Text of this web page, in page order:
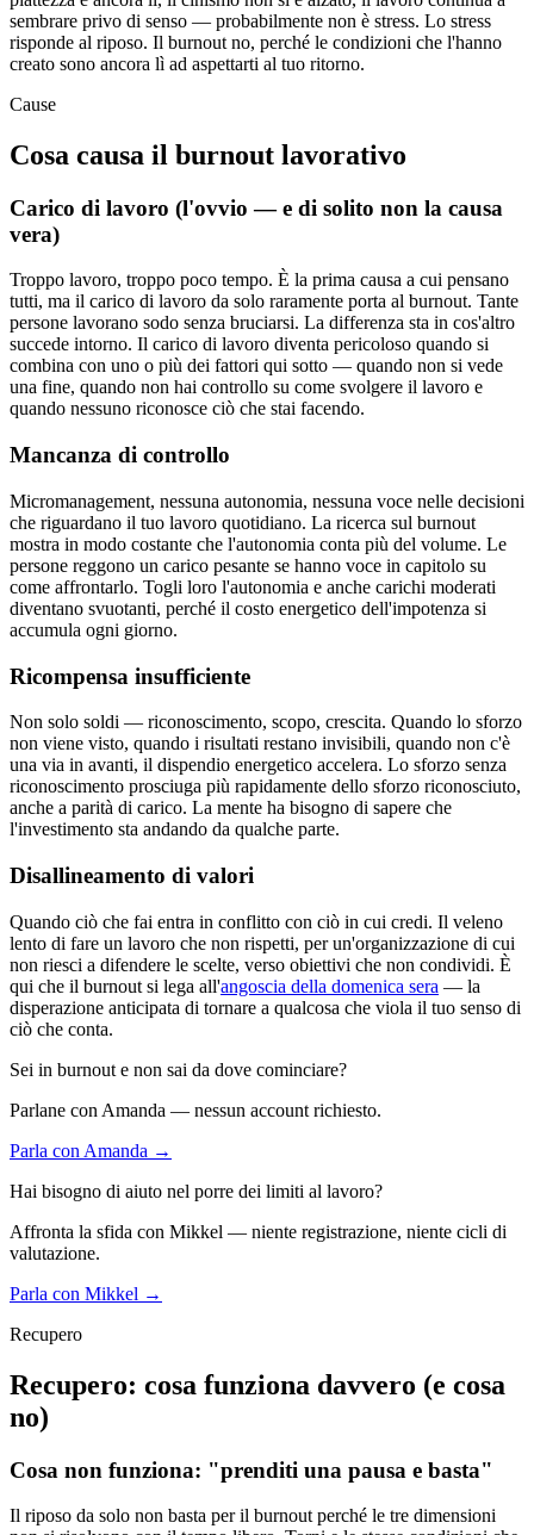
sembrare privo di senso — probabilmente non è stress. Lo stress
risponde al riposo. Il burnout no, perché le condizioni che l'hanno
creato sono ancora lì ad aspettarti al tuo ritorno.
Cause
Cosa causa il burnout lavorativo
Carico di lavoro (l'ovvio — e di solito non la causa
vera)
Troppo lavoro, troppo poco tempo. È la prima causa a cui pensano
tutti, ma il carico di lavoro da solo raramente porta al burnout. Tante
persone lavorano sodo senza bruciarsi. La differenza sta in cos'altro
succede intorno. Il carico di lavoro diventa pericoloso quando si
combina con uno o più dei fattori qui sotto — quando non si vede
una fine, quando non hai controllo su come svolgere il lavoro e
quando nessuno riconosce ciò che stai facendo.
Mancanza di controllo
Micromanagement, nessuna autonomia, nessuna voce nelle decisioni
che riguardano il tuo lavoro quotidiano. La ricerca sul burnout
mostra in modo costante che l'autonomia conta più del volume. Le
persone reggono un carico pesante se hanno voce in capitolo su
come affrontarlo. Togli loro l'autonomia e anche carichi moderati
diventano svuotanti, perché il costo energetico dell'impotenza si
accumula ogni giorno.
Ricompensa insufficiente
Non solo soldi — riconoscimento, scopo, crescita. Quando lo sforzo
non viene visto, quando i risultati restano invisibili, quando non c'è
una via in avanti, il dispendio energetico accelera. Lo sforzo senza
riconoscimento prosciuga più rapidamente dello sforzo riconosciuto,
anche a parità di carico. La mente ha bisogno di sapere che
l'investimento sta andando da qualche parte.
Disallineamento di valori
Quando ciò che fai entra in conflitto con ciò in cui credi. Il veleno
lento di fare un lavoro che non rispetti, per un'organizzazione di cui
non riesci a difendere le scelte, verso obiettivi che non condividi. È
qui che il burnout si lega all'angoscia della domenica sera — la
disperazione anticipata di tornare a qualcosa che viola il tuo senso di
ciò che conta.
Sei in burnout e non sai da dove cominciare?
Parlane con Amanda — nessun account richiesto.
Parla con Amanda →
Hai bisogno di aiuto nel porre dei limiti al lavoro?
Affronta la sfida con Mikkel — niente registrazione, niente cicli di
valutazione.
Parla con Mikkel →
Recupero
Recupero: cosa funziona davvero (e cosa
no)
Cosa non funziona: "prenditi una pausa e basta"
Il riposo da solo non basta per il burnout perché le tre dimensioni